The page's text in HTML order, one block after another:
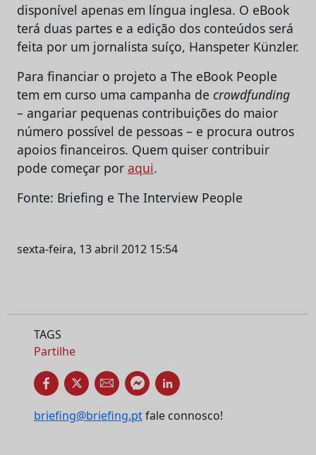
disponível apenas em língua inglesa. O eBook
terá duas partes e a edição dos conteúdos será
feita por um jornalista suíço, Hanspeter Künzler.
Para financiar o projeto a The eBook People
tem em curso uma campanha de crowdfunding
– angariar pequenas contribuições do maior
número possível de pessoas – e procura outros
apoios financeiros. Quem quiser contribuir
pode começar por aqui.
Fonte: Briefing e The Interview People
sexta-feira, 13 abril 2012 15:54
TAGS
Partilhe
briefing@briefing.ptfale connosco!